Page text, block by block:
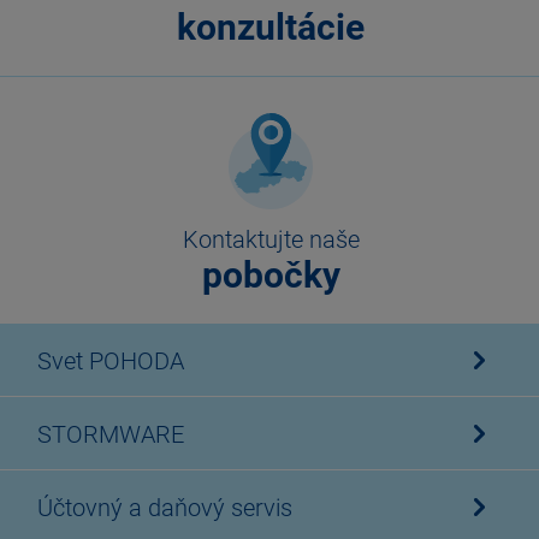
konzultácie
Kontaktujte naše
pobočky
Svet POHODA
STORMWARE
Účtovný a daňový servis